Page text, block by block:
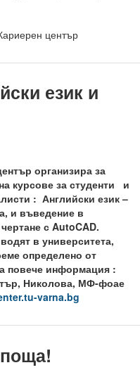
и автоматизация
колеж
център
език и
организира за
курсове за студенти и
: Английски език –
и въведение в
с AutoCAD.
в университета,
определено от
повече информация :
Николова, МФ-фоае
.tu-varna.bg